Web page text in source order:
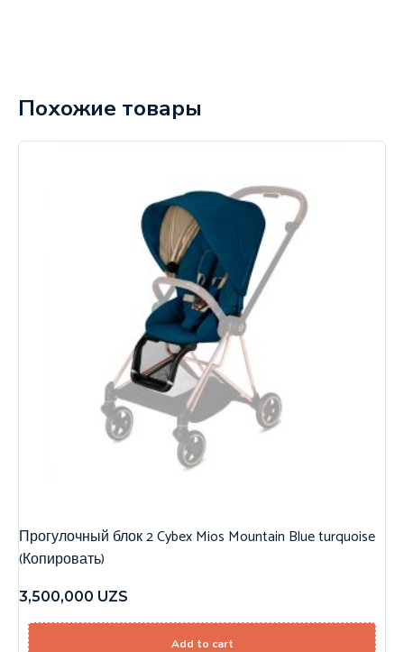
Похожие товары
Прогулочный блок 2 Cybex Mios Mountain Blue turquoise
(Копировать)
3,500,000 UZS
Add to cart